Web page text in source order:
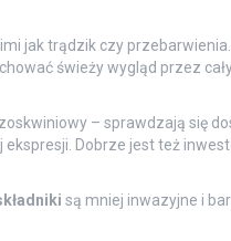
jak trądzik czy
świeży wygląd przez
– sprawdzają się
Dobrze jest też
są mniej inwazyjne i